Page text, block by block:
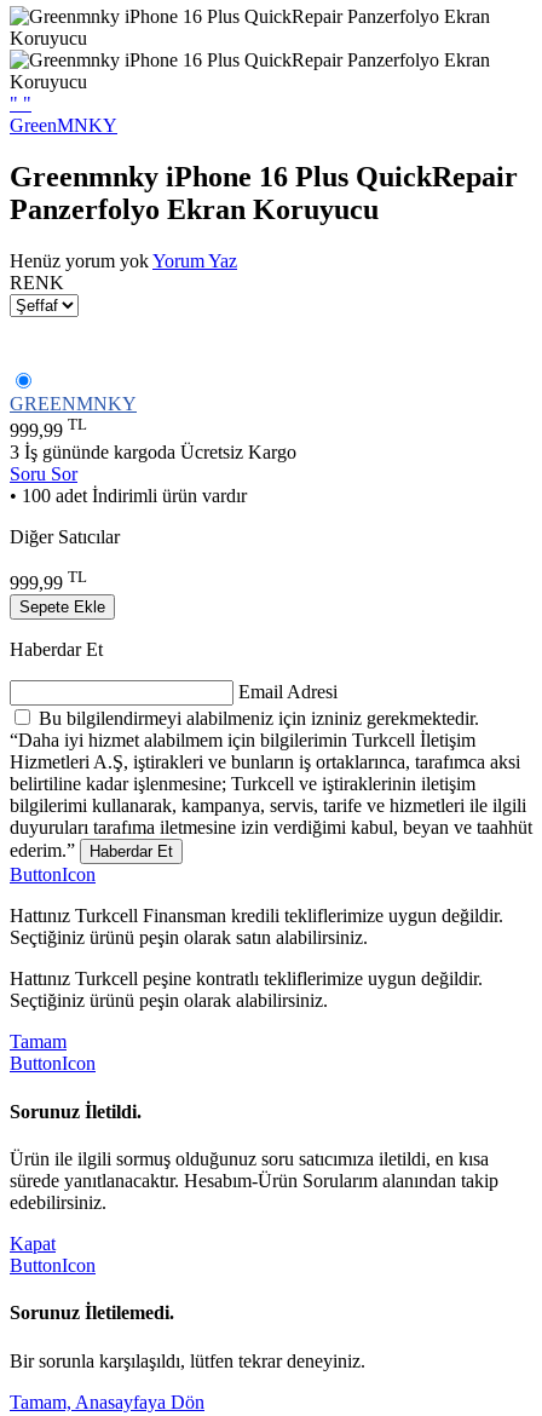
" "
GreenMNKY
Greenmnky iPhone 16 Plus QuickRepair
Panzerfolyo Ekran Koruyucu
Henüz yorum yokYorum Yaz
RENK
GREENMNKY
999,99 TL
3 İş gününde kargoda Ücretsiz Kargo
Soru Sor
• 100 adet İndirimli ürün vardır
Diğer Satıcılar
999,99 TL
Sepete Ekle
Haberdar Et
Email Adresi
Bu bilgilendirmeyi alabilmeniz için izniniz gerekmektedir.
“Daha iyi hizmet alabilmem için bilgilerimin Turkcell İletişim
Hizmetleri A.Ş, iştirakleri ve bunların iş ortaklarınca, tarafımca aksi
belirtiline kadar işlenmesine; Turkcell ve iştiraklerinin iletişim
bilgilerimi kullanarak, kampanya, servis, tarife ve hizmetleri ile ilgili
duyuruları tarafıma iletmesine izin verdiğimi kabul, beyan ve taahhüt
ederim.”
Haberdar Et
ButtonIcon
Hattınız Turkcell Finansman kredili tekliflerimize uygun değildir.
Seçtiğiniz ürünü peşin olarak satın alabilirsiniz.
Hattınız Turkcell peşine kontratlı tekliflerimize uygun değildir.
Seçtiğiniz ürünü peşin olarak alabilirsiniz.
Tamam
ButtonIcon
Sorunuz İletildi.
Ürün ile ilgili sormuş olduğunuz soru satıcımıza iletildi, en kısa
sürede yanıtlanacaktır. Hesabım-Ürün Sorularım alanından takip
edebilirsiniz.
Kapat
ButtonIcon
Sorunuz İletilemedi.
Bir sorunla karşılaşıldı, lütfen tekrar deneyiniz.
Tamam, Anasayfaya Dön